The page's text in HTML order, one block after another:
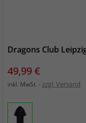
Dragons Club
Preis
49,99 €
inkl. MwSt. zzgl. Versand